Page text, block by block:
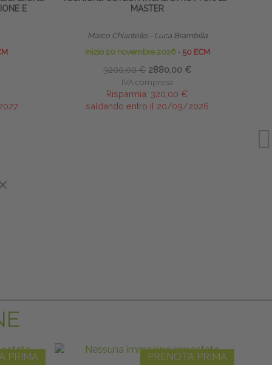
E
MASTER
Marco Chiantello - Luca Brambilla
inizio 20 novembre 2026 ∙ 50 ECM
3200,00 € 2880,00 €
IVA compresa
Risparmia: 320,00 €
saldando entro il 20/09/2026
PRIMA PRENOTA PRIMA